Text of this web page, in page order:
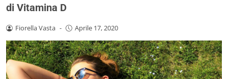
di Vitamina D
Fiorella Vasta - Aprile 17, 2020